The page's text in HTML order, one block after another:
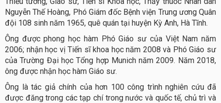
Nguyễn Thế Hoàng, Phó Giám đốc Bệnh viện Trung ương Quân
đội 108 sinh năm 1965, quê quán tại huyện Kỳ Anh, Hà Tĩnh.
Ông được phong học hàm Phó Giáo sư của Việt Nam năm
2006; nhận học vị Tiến sĩ khoa học năm 2008 và Phó Giáo sư
của Trường Đại học Tổng hợp Munich năm 2009. Năm 2018,
ông được nhận học hàm Giáo sư.
Ông là tác giả chính của hơn 100 công trình nghiên cứu đã
được đăng trong các tạp chí trong nước và quốc tế, chủ trì và